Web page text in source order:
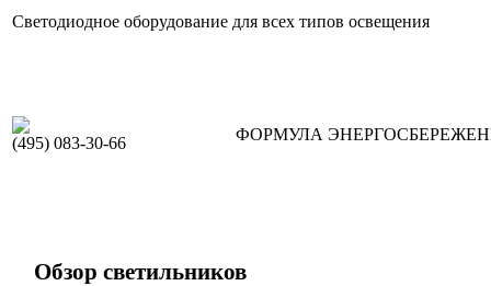
Светодиодное оборудование для всех типов освещения
(495) 083-30-66 ФОРМУЛА
Обзор светильников